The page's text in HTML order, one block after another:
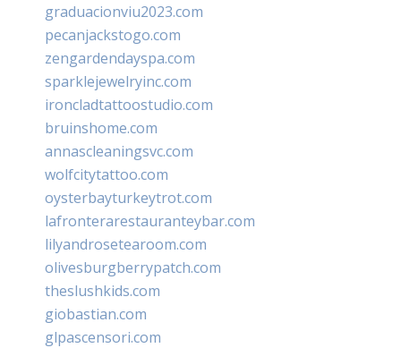
graduacionviu2023.com
pecanjackstogo.com
zengardendayspa.com
sparklejewelryinc.com
ironcladtattoostudio.com
bruinshome.com
annascleaningsvc.com
wolfcitytattoo.com
oysterbayturkeytrot.com
lafronterarestauranteybar.com
lilyandrosetearoom.com
olivesburgberrypatch.com
theslushkids.com
giobastian.com
glpascensori.com